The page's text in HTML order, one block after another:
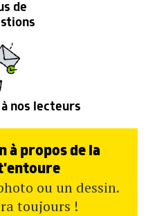
de
à nos lecteurs
à propos de la
ou un dessin.
toujours !